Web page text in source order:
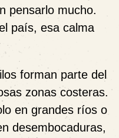
pensarlo mucho.
país, esa calma
forman parte del
zonas costeras.
en grandes ríos o
desembocaduras,